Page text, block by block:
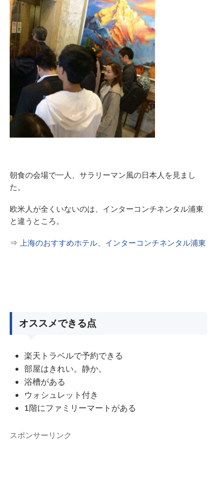
朝食の会場で一人、サラリーマン風の日本人を見まし
た。
欧米人が全くいないのは、インターコンチネンタル浦東
と違うところ。
⇒ 上海のおすすめホテル、インターコンチネンタル浦東
オススメできる点
楽天トラベルで予約できる
部屋はきれい。静か。
浴槽がある
ウォシュレット付き
1階にファミリーマートがある
スポンサーリンク